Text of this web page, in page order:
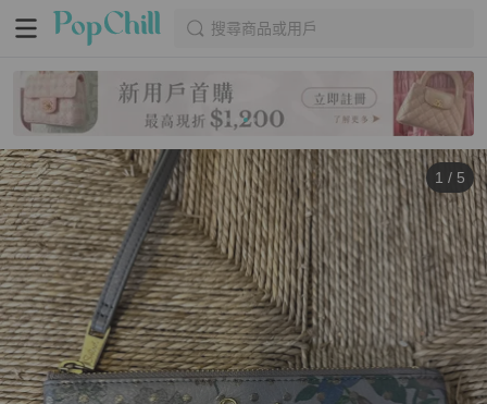
搜尋商品或用戶
1 / 5